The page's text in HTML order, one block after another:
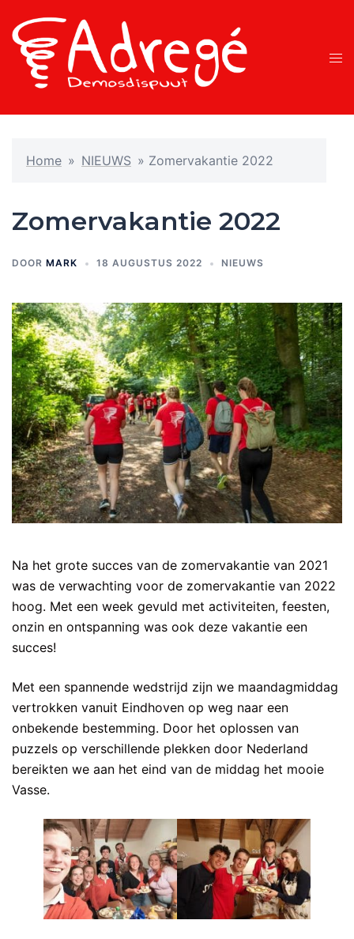
naar
inhoud
Home » NIEUWS » Zomervakantie 2022
Zomervakantie 2022
DOOR MARK 18 AUGUSTUS 2022 NIEUWS
Na het grote succes van de zomervakantie van 2021
was de verwachting voor de zomervakantie van 2022
hoog. Met een week gevuld met activiteiten, feesten,
onzin en ontspanning was ook deze vakantie een
succes!
Met een spannende wedstrijd zijn we maandagmiddag
vertrokken vanuit Eindhoven op weg naar een
onbekende bestemming. Door het oplossen van
puzzels op verschillende plekken door Nederland
bereikten we aan het eind van de middag het mooie
Vasse.